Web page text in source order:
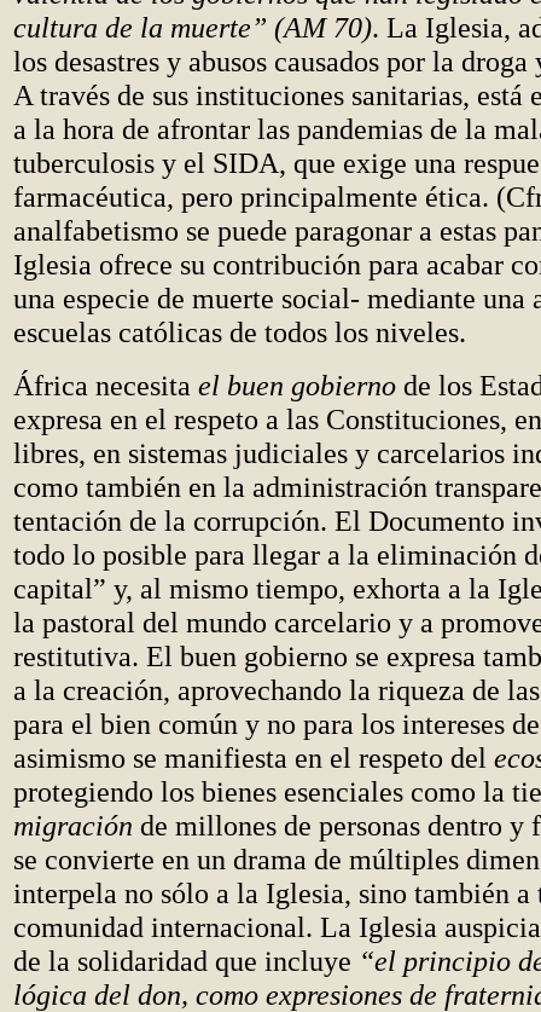
cultura de la muerte” (AM 70). La Iglesia,
los desastres y abusos causados por la
A través de sus instituciones sanitarias, está
a la hora de afrontar las pandemias de la
tuberculosis y el SIDA, que exige una
farmacéutica, pero principalmente ética.
analfabetismo se puede paragonar a estas
Iglesia ofrece su contribución para acabar
una especie de muerte social- mediante una
escuelas católicas de todos los niveles.
África necesita el buen gobierno de los
expresa en el respeto a las Constituciones,
libres, en sistemas judiciales y carcelarios
como también en la administración
tentación de la corrupción. El Documento
todo lo posible para llegar a la eliminación
capital” y, al mismo tiempo, exhorta a la
la pastoral del mundo carcelario y a
restitutiva. El buen gobierno se expresa
a la creación, aprovechando la riqueza de
para el bien común y no para los intereses
asimismo se manifiesta en el respeto del
protegiendo los bienes esenciales como la
migración de millones de personas dentro y
se convierte en un drama de múltiples
interpela no sólo a la Iglesia, sino también a
comunidad internacional. La Iglesia
de la solidaridad que incluye “el principio
lógica del don, como expresiones de